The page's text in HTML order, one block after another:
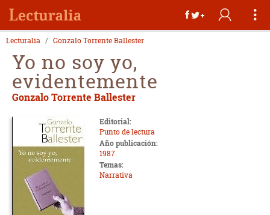
Lecturalia Gonzalo Torrente Ballester
Yo no soy yo,
evidentemente
Gonzalo Torrente Ballester
Editorial:
Punto de lectura
Año publicación:
1987
Temas:
Narrativa